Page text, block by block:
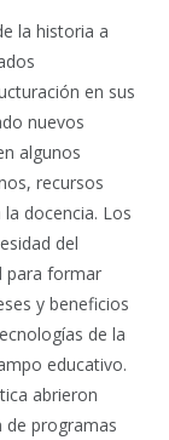
la historia a
en sus
nuevos
algunos
recursos
docencia. Los
del
para formar
y beneficios
de la
educativo.
abrieron
de programas